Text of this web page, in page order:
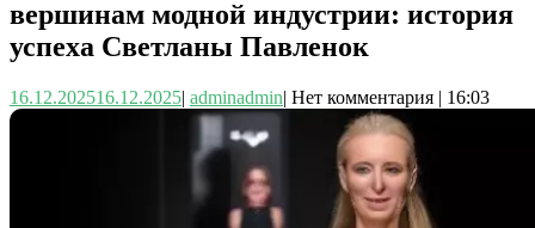
вершинам модной индустрии: история
успеха Светланы Павленок
16.12.202516.12.2025| adminadmin| Нет комментария | 16:03